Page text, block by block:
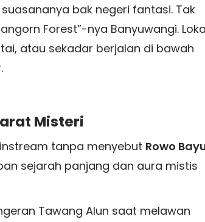
bak negeri fantasi. Tak
Forest”-nya Banyuwangi.
atau sekadar berjalan di bawah
Misteri
tanpa menyebut Rowo
sejarah panjang dan aura mistis
Tawang Alun saat melawan